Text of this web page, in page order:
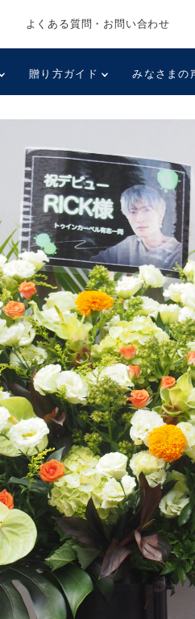
よくある質問・お問い合わせ
贈り方ガイド みなさまの